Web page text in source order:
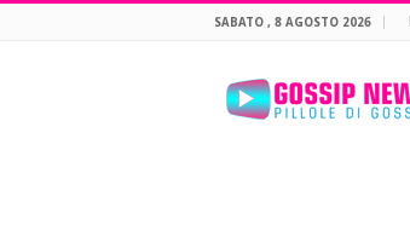
SABATO , 8 AGOSTO 2026